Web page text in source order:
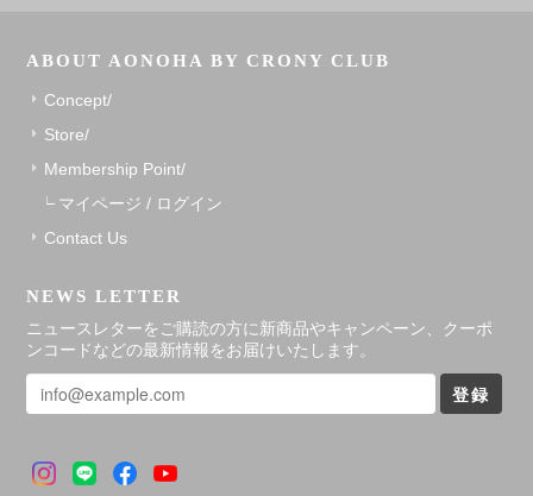
ABOUT AONOHA BY CRONY CLUB
Concept/
Store/
Membership Point/
マイページ / ログイン
Contact Us
NEWS LETTER
ニュースレターをご購読の方に新商品やキャンペーン、クーポ
ンコードなどの最新情報をお届けいたします。
登録